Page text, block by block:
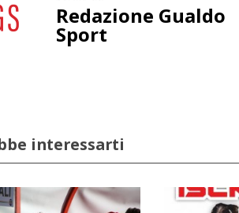
Redazione Gualdo
Sport
interessarti